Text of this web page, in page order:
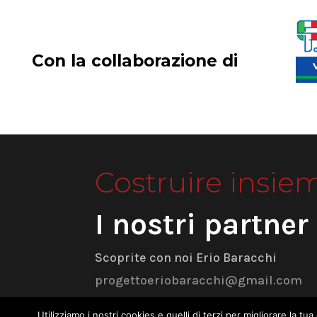
Con la collaborazione di
Costruire
I nostri partner
Scoprite con noi Erio Baracchi
progettoeriobaracchi@gmail.com